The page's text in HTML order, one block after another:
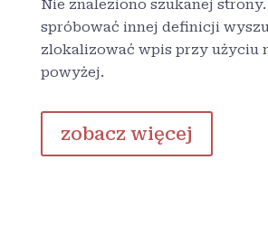
Nie znaleziono szukanej strony.
spróbować innej definicji
zlokalizować wpis przy użyciu
powyżej.
zobacz więcej